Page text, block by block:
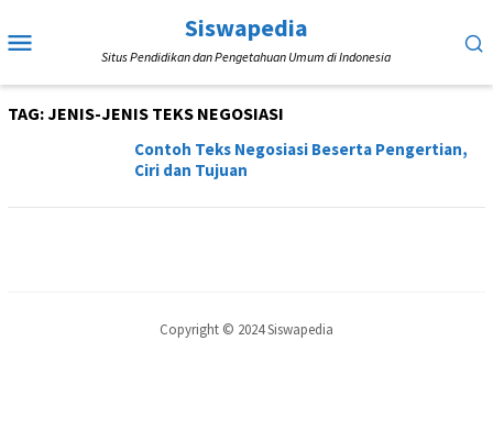
ke
Mobile
Siswapedia
Situs Pendidikan dan Pengetahuan Umum di Indonesia
TAG:JENIS-JENIS TEKS NEGOSIASI
Contoh Teks Negosiasi Beserta Pengertian,
Ciri dan Tujuan
Copyright © 2024 Siswapedia